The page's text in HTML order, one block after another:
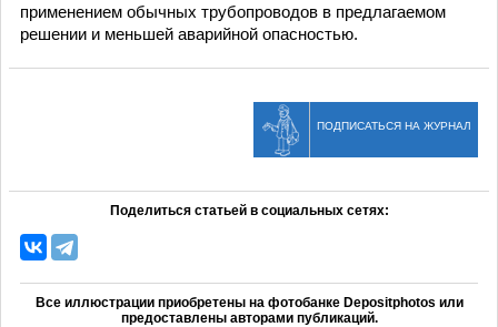
применением обычных трубопроводов в предлагаемом
решении и меньшей аварийной опасностью.
ПОДПИСАТЬСЯ НА ЖУРНАЛ
Поделиться статьей в социальных сетях:
Все иллюстрации приобретены на фотобанке Depositphotos или
предоставлены авторами публикаций.